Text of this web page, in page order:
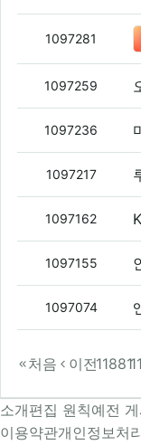
1097281
1097259
1097236
1097217
1097162
1097155
1097074
처음 이전11881
소개편집 원칙예전
이용약관개인정보처